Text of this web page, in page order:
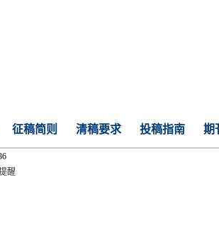
征稿简则 清稿要求 投稿指南 期
醒